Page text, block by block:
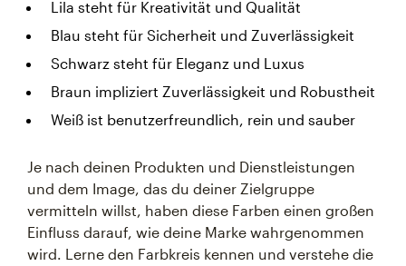
Lila steht für Kreativität und Qualität
Blau steht für Sicherheit und Zuverlässigkeit
Schwarz steht für Eleganz und Luxus
Braun impliziert Zuverlässigkeit und Robustheit
Weiß ist benutzerfreundlich, rein und sauber
Je nach deinen Produkten und Dienstleistungen
und dem Image, das du deiner Zielgruppe
vermitteln willst, haben diese Farben einen großen
Einfluss darauf, wie deine Marke wahrgenommen
wird. Lerne den Farbkreis kennen und verstehe die